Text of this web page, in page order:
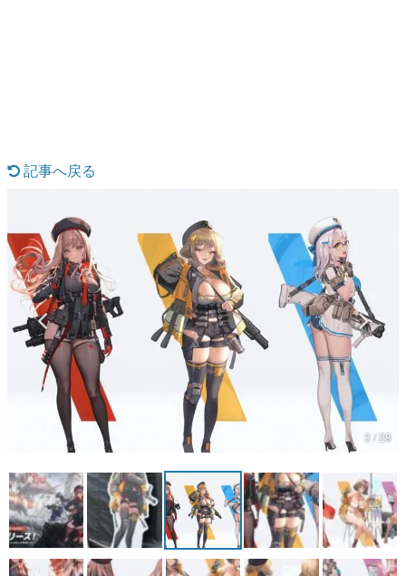
特集記事
マンガ
女性向け
アプリレビュー
その他
電ファミニコゲーマーとは？
記事へ戻る
3 / 28